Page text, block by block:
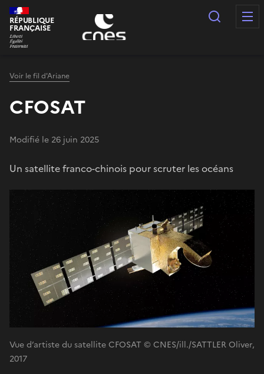
Panneau de gestion des cookies
RÉPUBLIQUE
FRANÇAISE
Voir le fil d'Ariane
CFOSAT
Modifié le 26 juin 2025
Un satellite franco-chinois pour scruter les océans
Vue d’artiste du satellite CFOSAT © CNES/ill./SATTLER Oliver,
2017